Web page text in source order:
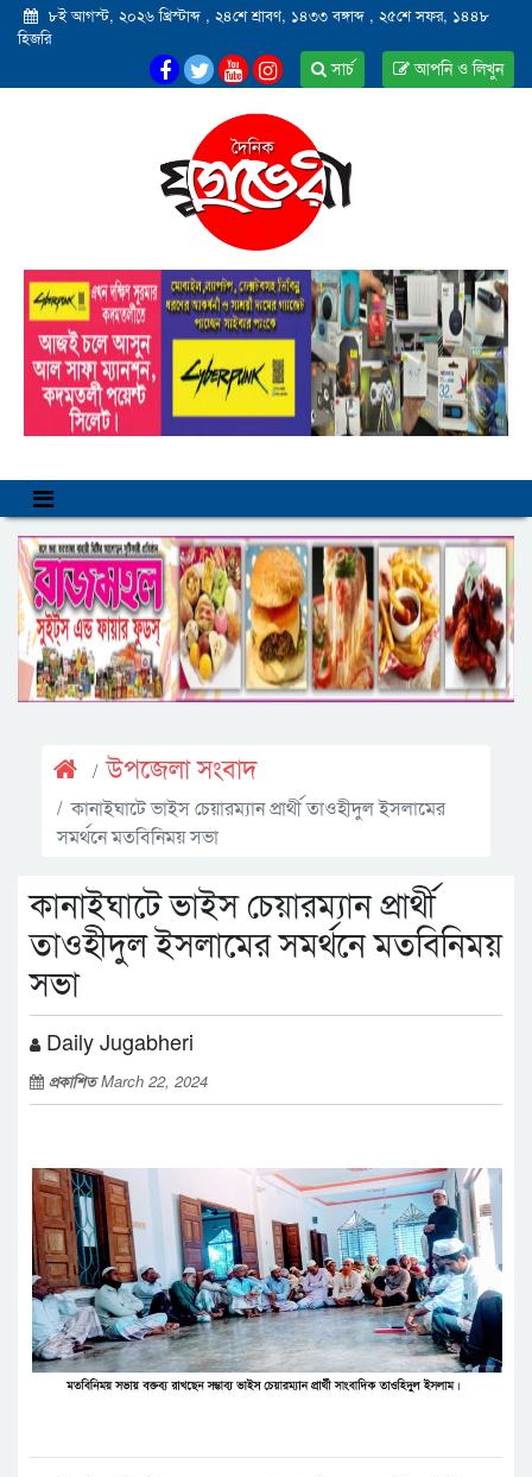
৮ই আগস্ট, ২০২৬ খ্রিস্টাব্দ , ২৪শে শ্রাবণ, ১৪৩৩ বঙ্গাব্দ , ২৫শে সফর, ১৪৪৮
হিজরি
আপনি ও লিখুন
সার্চ
উপজেলা সংবাদ
কানাইঘাটে ভাইস চেয়ারম্যান প্রার্থী তাওহীদুল ইসলামের
সমর্থনে মতবিনিময় সভা
কানাইঘাটে ভাইস চেয়ারম্যান প্রার্থী
তাওহীদুল ইসলামের সমর্থনে মতবিনিময়
সভা
Daily Jugabheri
প্রকাশিতMarch 22, 2024